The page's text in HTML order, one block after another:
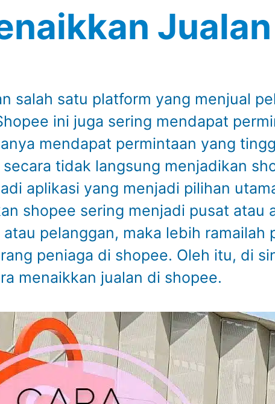
salah satu platform yang menjual
ini juga sering mendapat
mendapat permintaan yang
tidak langsung menjadikan
aplikasi yang menjadi pilihan
shopee sering menjadi pusat atau
pelanggan, maka lebih ramailah
peniaga di shopee. Oleh itu, di
menaikkan jualan di shopee.